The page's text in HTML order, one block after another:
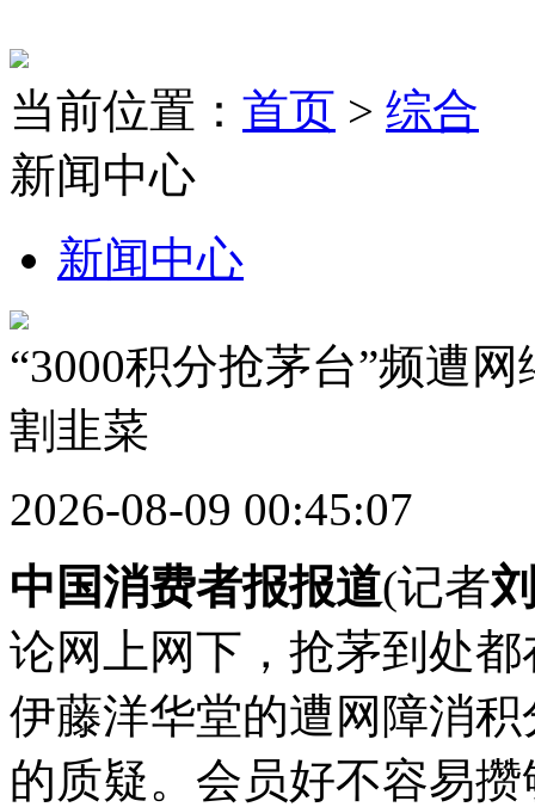
当前位置： 首页 > 综合
新闻中心
新闻中心
“3000积分抢茅台”频遭
割韭菜
2026-08-09 00:45:07
中国消费者报报道(记者
论网上网下，抢茅到处
伊藤洋华堂的遭网障消
的质疑。会员好不容易